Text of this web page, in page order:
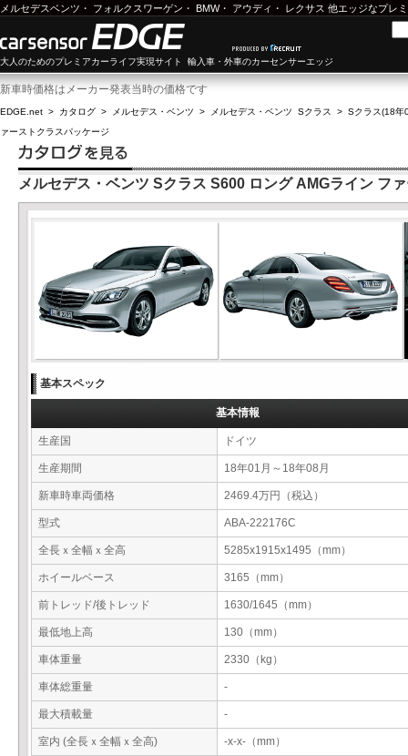
メルセデスベンツ ・ フォルクスワーゲン ・ BMW・ アウディ ・ レクサス 他エッジなプレ
大人のためのプレミアカーライフ実現サイト 輸入車・外車のカーセンサーエッジ
新車時価格はメーカー発表当時の価格です
EDGE.net > カタログ > メルセデス・ベンツ > メルセデス・ベンツ Sクラス > Sクラス(18年
ァーストクラスパッケージ
メルセデス・ベンツ Sクラス S600 ロング AMGライン フ
基本スペック
基本情報
生産国 ドイツ
生産期間 18年01月～18年08月
新車時車両価格 2469.4万円（税込）
型式 ABA-222176C
全長ｘ全幅ｘ全高 5285x1915x1495（mm）
ホイールベース 3165（mm）
前トレッド/後トレッド 1630/1645（mm）
最低地上高 130（mm）
車体重量 2330（kg）
車体総重量 -
最大積載量 -
室内 (全長ｘ全幅ｘ全高) -x-x-（mm）